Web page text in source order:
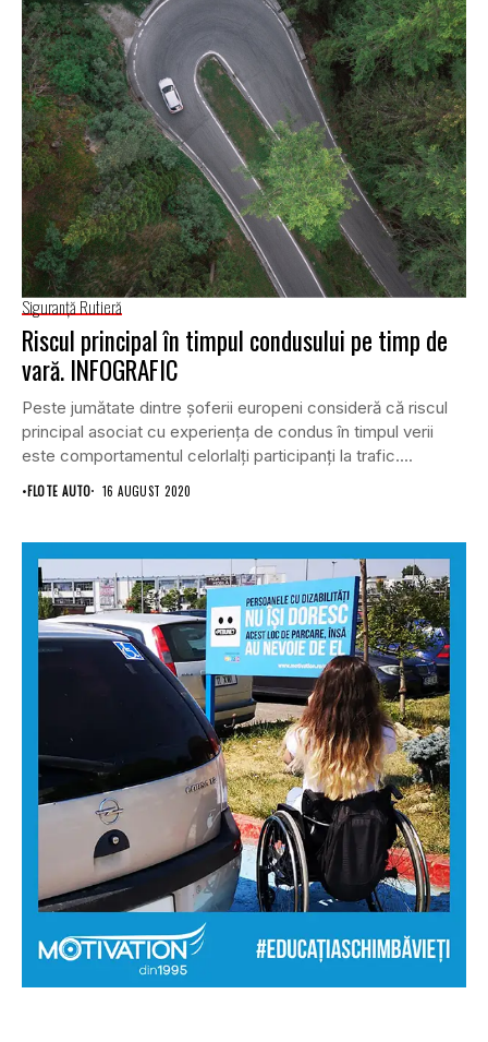
Siguranţă Rutieră
Riscul principal în timpul condusului pe timp de
vară. INFOGRAFIC
Peste jumătate dintre șoferii europeni consideră că riscul
principal asociat cu experiența de condus în timpul verii
este comportamentul celorlalți participanți la trafic....
•FLOTE AUTO 16 AUGUST 2020